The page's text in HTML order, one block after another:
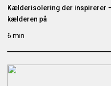
Kælderisolering der inspirerer
kælderen på
6 min